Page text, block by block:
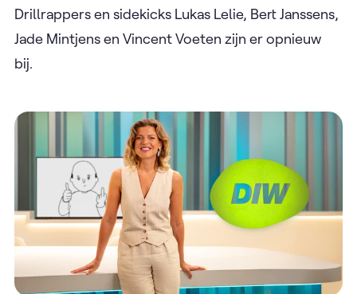
Drillrappers en sidekicks Lukas Lelie, Bert Janssens,
Jade Mintjens en Vincent Voeten zijn er opnieuw
bij.